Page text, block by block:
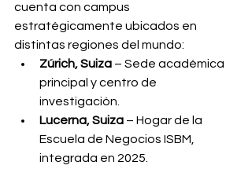
cuenta con campus
estratégicamente ubicados en
distintas regiones del mundo:
Zúrich, Suiza – Sede académica
principal y centro de
investigación.
Lucerna, Suiza – Hogar de la
Escuela de Negocios ISBM,
integrada en 2025.